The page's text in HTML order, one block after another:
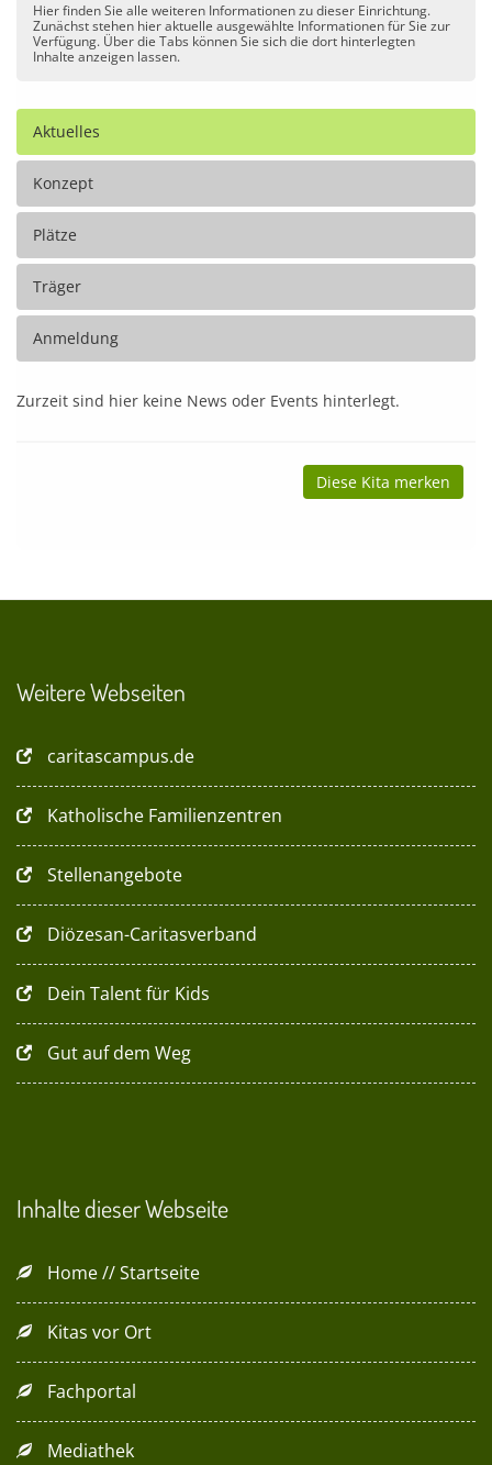
Hier finden Sie alle weiteren Informationen zu dieser Einrichtung.
Zunächst stehen hier aktuelle ausgewählte Informationen für Sie zur
Verfügung. Über die Tabs können Sie sich die dort hinterlegten
Inhalte anzeigen lassen.
Aktuelles
Konzept
Plätze
Träger
Anmeldung
Zurzeit sind hier keine News oder Events hinterlegt.
Diese Kita merken
Weitere Webseiten
caritascampus.de
Katholische Familienzentren
Stellenangebote
Diözesan-Caritasverband
Dein Talent für Kids
Gut auf dem Weg
Inhalte dieser Webseite
Home // Startseite
Kitas vor Ort
Fachportal
Mediathek